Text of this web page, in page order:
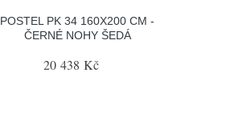
POSTEL PK 34 160X200 CM -
ČERNÉ NOHY ŠEDÁ
20 438 Kč